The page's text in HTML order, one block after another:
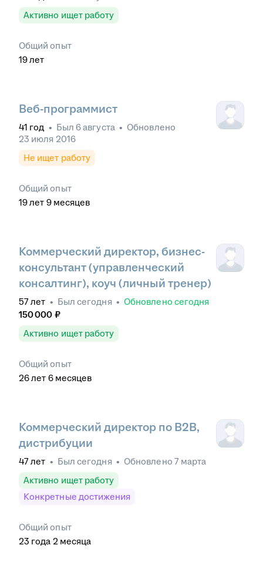
Активно ищет работу
Общий опыт
19лет
Веб-программист
41 год • Был 6 августа • Обновлено
23 июля 2016
Не ищет работу
Общий опыт
19лет 9 месяцев
Коммерческий директор, бизнес-
консультант (управленческий
консалтинг), коуч (личный тренер)
57лет • Был сегодня • Обновлено сегодня
150 000 ₽
Активно ищет работу
Общий опыт
26лет 6 месяцев
Коммерческий директор по B2B,
дистрибуции
47лет • Был сегодня • Обновлено 7 марта
Активно ищет работу
Конкретные достижения
Общий опыт
23 года 2 месяца